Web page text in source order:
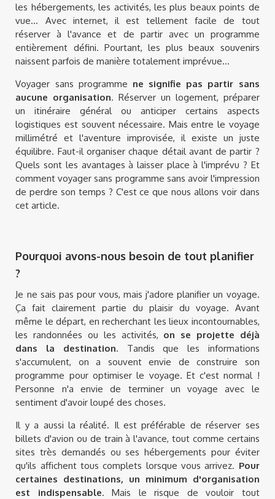
les hébergements, les activités, les plus beaux points de
vue... Avec internet, il est tellement facile de tout
réserver à l'avance et de partir avec un programme
entièrement défini. Pourtant, les plus beaux souvenirs
naissent parfois de manière totalement imprévue...
Voyager sans programme ne signifie pas partir sans
aucune organisation. Réserver un logement, préparer
un itinéraire général ou anticiper certains aspects
logistiques est souvent nécessaire. Mais entre le voyage
millimétré et l'aventure improvisée, il existe un juste
équilibre. Faut-il organiser chaque détail avant de partir ?
Quels sont les avantages à laisser place à l'imprévu ? Et
comment voyager sans programme sans avoir l'impression
de perdre son temps ? C'est ce que nous allons voir dans
cet article.
Pourquoi avons-nous besoin de tout planifier
?
Je ne sais pas pour vous, mais j'adore planifier un voyage.
Ça fait clairement partie du plaisir du voyage. Avant
même le départ, en recherchant les lieux incontournables,
les randonnées ou les activités, on se projette déjà
dans la destination. Tandis que les informations
s'accumulent, on a souvent envie de construire son
programme pour optimiser le voyage. Et c'est normal !
Personne n'a envie de terminer un voyage avec le
sentiment d'avoir loupé des choses.
Il y a aussi la réalité. Il est préférable de réserver ses
billets d'avion ou de train à l'avance, tout comme certains
sites très demandés ou ses hébergements pour éviter
qu'ils affichent tous complets lorsque vous arrivez. Pour
certaines destinations, un minimum d'organisation
est indispensable. Mais le risque de vouloir tout